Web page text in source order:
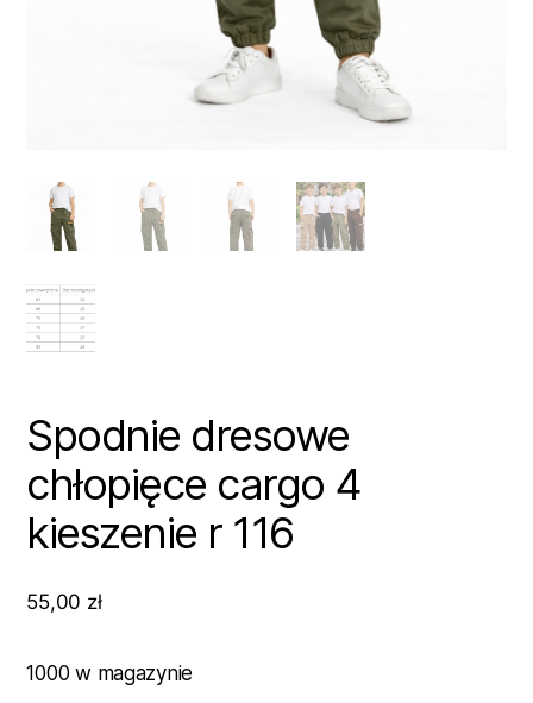
Spodnie dresowe
chłopięce cargo 4
kieszenie r 116
55,00 zł
1000 w magazynie